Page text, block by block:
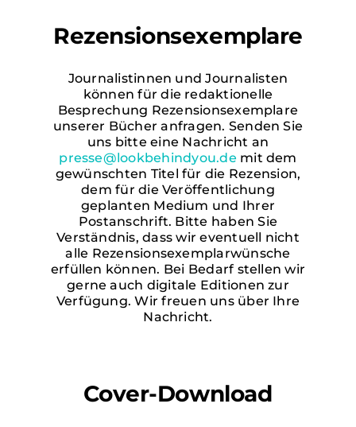
Rezensionsexemplare
Journalistinnen und Journalisten
können für die redaktionelle
Besprechung Rezensionsexemplare
unserer Bücher anfragen. Senden Sie
uns bitte eine Nachricht an
presse@lookbehindyou.de mit dem
gewünschten Titel für die Rezension,
dem für die Veröffentlichung
geplanten Medium und Ihrer
Postanschrift. Bitte haben Sie
Verständnis, dass wir eventuell nicht
alle Rezensionsexemplarwünsche
erfüllen können. Bei Bedarf stellen wir
gerne auch digitale Editionen zur
Verfügung. Wir freuen uns über Ihre
Nachricht.
Cover-Download